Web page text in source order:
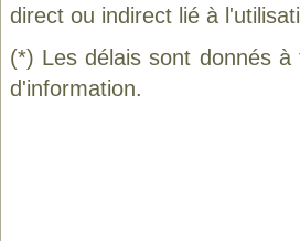
direct ou indirect lié à
(*) Les délais sont donnés
d'information.